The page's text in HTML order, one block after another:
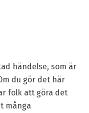
händelse, som är
du gör det här
folk att göra det
många